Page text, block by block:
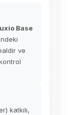
Base
ve
katkılı,